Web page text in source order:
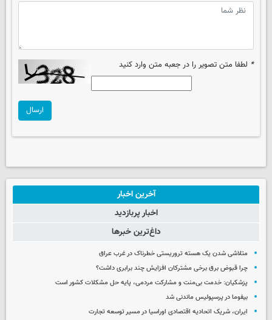
* لطفا متن تصویر را در جعبه متن وارد کنید
ارسال
آخرین اخبار
اخبار پربازدید
داغ‌ترین خبرها
متلاشی شدن یک هسته تروریستی خطرناک در غرب عراق
چرا قبوض برق برخی مشترکان افزایش چند برابری داشت؟
پزشکیان: خدمت بی‌منت و مشارکت مردمی، پایه حل مشکلات کشور است
بیفوما در پرسپولیس ماندنی شد
ایران، شریک اتحادیه اقتصادی اوراسیا در مسیر توسعه تجارت